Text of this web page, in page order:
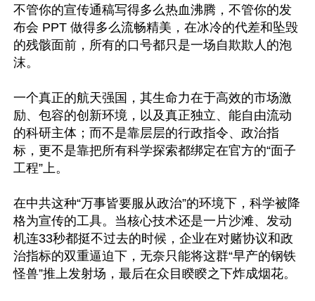
不管你的宣传通稿写得多么热血沸腾，不管你的发
布会 PPT 做得多么流畅精美，在冰冷的代差和坠毁
的残骸面前，所有的口号都只是一场自欺欺人的泡
沫。
一个真正的航天强国，其生命力在于高效的市场激
励、包容的创新环境，以及真正独立、能自由流动
的科研主体；而不是靠层层的行政指令、政治指
标，更不是靠把所有科学探索都绑定在官方的“面子
工程”上。
在中共这种“万事皆要服从政治”的环境下，科学被降
格为宣传的工具。当核心技术还是一片沙滩、发动
机连33秒都挺不过去的时候，企业在对赌协议和政
治指标的双重逼迫下，无奈只能将这群“早产的钢铁
怪兽”推上发射场，最后在众目睽睽之下炸成烟花。